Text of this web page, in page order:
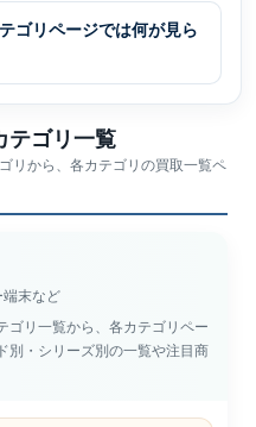
ゴリページでは何が見ら
テゴリ一覧
リから、各カテゴリの買取一覧ペ
末など
ゴリ一覧から、各カテゴリペー
別・シリーズ別の一覧や注目商